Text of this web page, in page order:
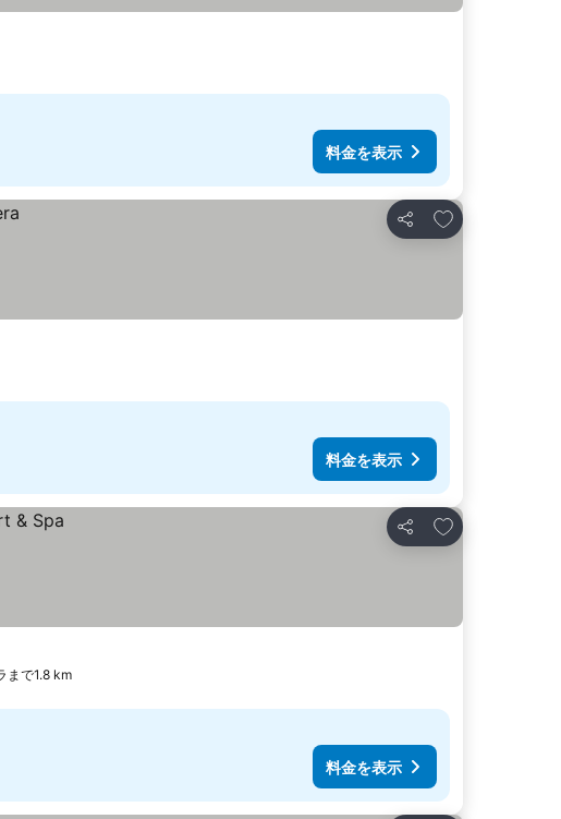
料金を表示
シェア
お気に入りに追加
料金を表示
シェア
お気に入りに追加
まで1.8 km
料金を表示